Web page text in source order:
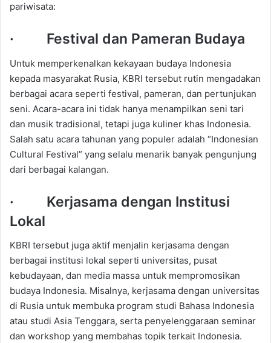
pariwisata:
· Festival dan Pameran Budaya
Untuk memperkenalkan kekayaan budaya Indonesia
kepada masyarakat Rusia, KBRI tersebut rutin mengadakan
berbagai acara seperti festival, pameran, dan pertunjukan
seni. Acara-acara ini tidak hanya menampilkan seni tari
dan musik tradisional, tetapi juga kuliner khas Indonesia.
Salah satu acara tahunan yang populer adalah “Indonesian
Cultural Festival” yang selalu menarik banyak pengunjung
dari berbagai kalangan.
· Kerjasama dengan Institusi
Lokal
KBRI tersebut juga aktif menjalin kerjasama dengan
berbagai institusi lokal seperti universitas, pusat
kebudayaan, dan media massa untuk mempromosikan
budaya Indonesia. Misalnya, kerjasama dengan universitas
di Rusia untuk membuka program studi Bahasa Indonesia
atau studi Asia Tenggara, serta penyelenggaraan seminar
dan workshop yang membahas topik terkait Indonesia.